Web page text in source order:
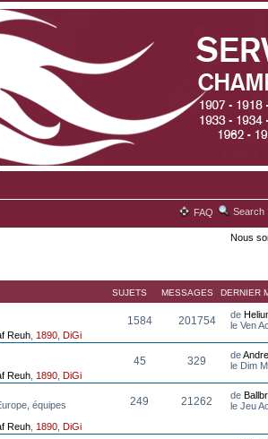
FAQ Search
Nous
SUJETS MESSAGES DERNIER
Reuh 1890 DiGi
1584 201754 de
le Ven
Reuh 1890 DiGi
45 329 de
le Dim
équipes
Reuh 1890 DiGi
249 21262 de
le Jeu